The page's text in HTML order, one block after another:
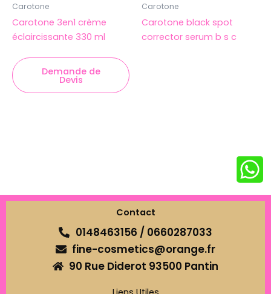
Carotone
Carotone 3en1 crème
éclaircissante 330 ml
Demande de
Devis
Carotone
Carotone black spot
corrector serum b s c
Contact
0148463156 / 0660287033
fine-cosmetics@orange.fr
90 Rue Diderot 93500 Pantin